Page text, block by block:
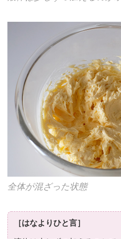
全体が混ざった状態
［はなよりひと言］